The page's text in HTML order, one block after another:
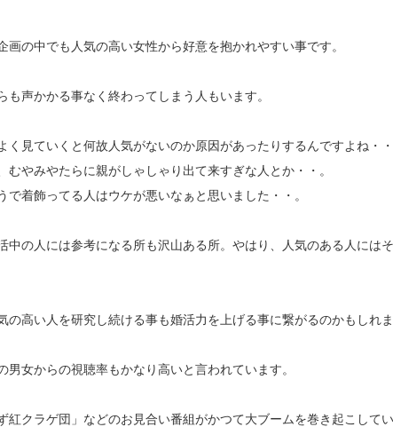
画の中でも人気の高い女性から好意を抱かれやすい事です。
も声かかる事なく終わってしまう人もいます。
く見ていくと何故人気がないのか原因があったりするんですよね ・
むやみやたらに親がしゃしゃり出て来すぎな人とか・・。
で着飾ってる人はウケが悪いなぁと思いました・・ 。
中の人には参考になる所も沢山ある所。やはり、
人気のある人には
の高い人を研究し続ける事も婚活力を上げる事に繋がるのかも しれ
男女からの視聴率もかなり高いと言われています。
紅クラゲ団」 などのお見合い番組がかつて大ブームを巻き起こして